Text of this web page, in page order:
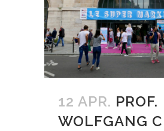
12 APR. PROF.
WOLFGANG